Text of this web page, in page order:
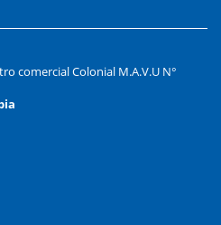
comercial Colonial M.A.V.U N°